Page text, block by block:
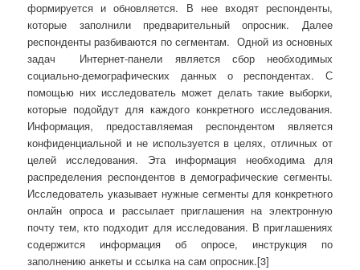
формируется и обновляется. В нее входят респонденты,
которые заполнили предварительный опросник. Далее
респонденты разбиваются по сегментам. Одной из основных
задач Интернет-панели является сбор необходимых
социально-демографических данных о респондентах. С
помощью них исследователь может делать такие выборки,
которые подойдут для каждого конкретного исследования.
Информация, предоставляемая респондентом является
конфиденциальной и не используется в целях, отличных от
целей исследования. Эта информация необходима для
распределения респондентов в демографические сегменты.
Исследователь указывает нужные сегменты для конкретного
онлайн опроса и рассылает приглашения на электронную
почту тем, кто подходит для исследования. В приглашениях
содержится информация об опросе, инструкция по
заполнению анкеты и ссылка на сам опросник.[3]